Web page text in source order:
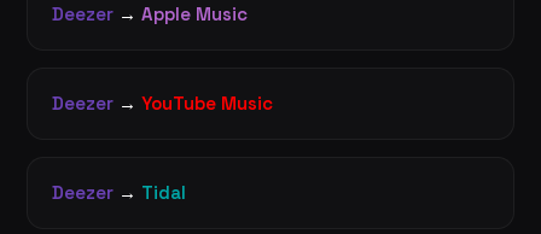
Deezer → Apple Music
Deezer → YouTube Music
Deezer → Tidal